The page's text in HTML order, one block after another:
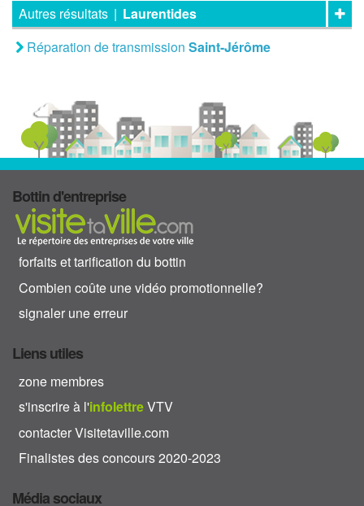
Autres résultats | Laurentides
Réparation de transmissionSaint-Jérôme
Bottin d'entreprise
forfaits et tarification du bottin
Combien coûte une vidéo promotionnelle?
signaler une erreur
Liens utiles
zone membres
s'inscrire à l'infolettreVTV
contacter Visitetaville.com
Finalistes des concours 2020-2023
Média sociaux